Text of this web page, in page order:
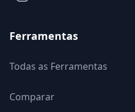
Ferramentas
Todas as Ferramentas
Comparar